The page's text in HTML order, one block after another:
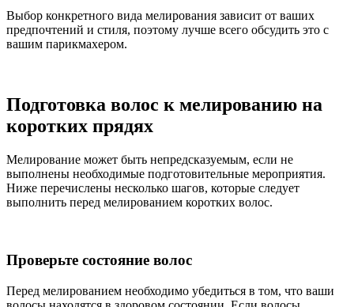
Выбор конкретного вида мелирования зависит от ваших
предпочтений и стиля, поэтому лучше всего обсудить это с
вашим парикмахером.
Подготовка волос к мелированию на
коротких прядях
Мелирование может быть непредсказуемым, если не
выполнены необходимые подготовительные мероприятия.
Ниже перечислены несколько шагов, которые следует
выполнить перед мелированием коротких волос.
Проверьте состояние волос
Перед мелированием необходимо убедиться в том, что ваши